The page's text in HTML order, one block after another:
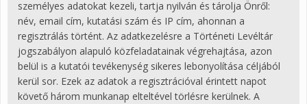
személyes adatokat kezeli, tartja nyilván és tárolja Önről:
név, email cím, kutatási szám és IP cím, ahonnan a
regisztrálás történt. Az adatkezelésre a Történeti Levéltár
jogszabályon alapuló közfeladatainak végrehajtása, azon
belül is a kutatói tevékenység sikeres lebonyolítása céljából
kerül sor. Ezek az adatok a regisztrációval érintett napot
követő három munkanap elteltével törlésre kerülnek. A